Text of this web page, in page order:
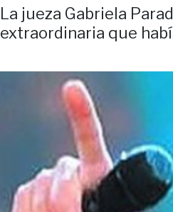
La jueza Gabriela
extraordinaria que